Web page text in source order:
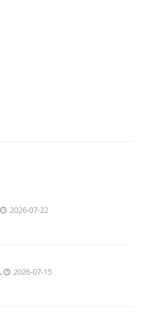
2026-07-22
2026-07-15